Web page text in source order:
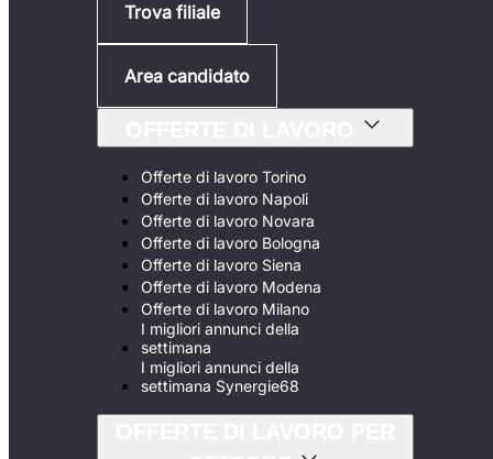
Trova filiale
Area candidato
Offerte di lavoro Torino
Offerte di lavoro Napoli
Offerte di lavoro Novara
Offerte di lavoro Bologna
Offerte di lavoro Siena
Offerte di lavoro Modena
Offerte di lavoro Milano
I migliori annunci della
settimana
I migliori annunci della
settimana Synergie68